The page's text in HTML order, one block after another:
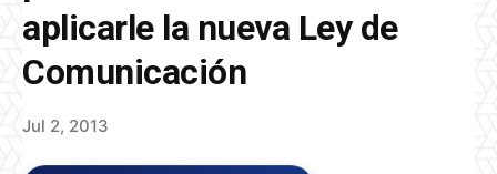
aplicarle la nueva Ley de
Comunicación
Jul 2, 2013